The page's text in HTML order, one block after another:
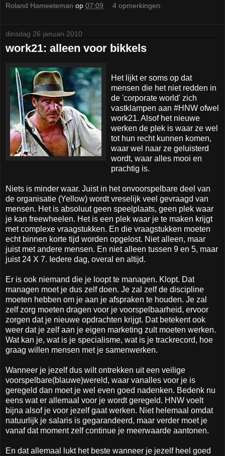
Roland Hameeteman op 07:09 4 opmerkingen:
dinsdag 26 januari 2010
work21: alleen voor bikkels
Het lijkt er soms op dat
mensen die het niet redden in
de 'corporate world' zich
vastklampen aan #HNW ofwel
work21. Alsof het nieuwe
werken de plek is waar ze wel
tot hun recht kunnen komen,
waar wel naar ze geluisterd
wordt, waar alles mooi en
prachtig is.
Niets is minder waar. Juist in het onvoorspelbare deel van
de organisatie (Yellow) wordt vreselijk veel gevraagd van
mensen. Het is absoluut geen speelplaats, geen plek waar
je kan freewheelen. Het is een plek waar je te maken krijgt
met complexe vraagstukken. En die vraagstukken moeten
echt binnen korte tijd worden opgelost. Niet alleen, maar
juist met andere mensen. En niet alleen tussen 9 en 5, maar
juist 24 X 7. Iedere dag, overal en altijd.
Er is ook niemand die je loopt te managen. Klopt. Dat
managen moet je dus zelf doen. Je zal zelf de discipline
moeten hebben om je aan je afspraken te houden. Je zal
zelf zorg moeten dragen voor je voorspelbaarheid, ervoor
zorgen dat je nieuwe opdrachten krijgt. Dat betekent ook
weer dat je zelf aan je eigen marketing zult moeten werken.
Wat kan je, wat is je specialisme, wat is je trackrecord, hoe
graag willen mensen met je samenwerken.
Wanneer je jezelf dus wilt ontrekken uit een veilige
voorspelbare(blauwe)wereld, waar vanalles voor je is
geregeld dan moet je wel even goed nadenken. Bedenk nu
eens wat er allemaal voor je wordt geregeld. HNW voelt
bijna alsof je voor jezelf gaat werken. Niet helemaal omdat
natuurlijk je salaris is gegarandeerd, maar verder moet je
vanaf dat moment zelf continue je meerwaarde aantonen.
En dat allemaal lukt het beste wanneer je jezelf heel goed